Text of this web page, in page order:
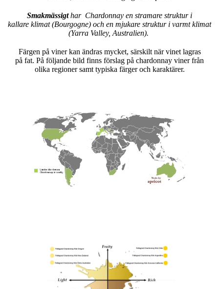
Smakmässigthar Chardonnay en stramare struktur i
kallare klimat (Bourgogne) och en mjukare struktur i varmt klimat
(Yarra Valley, Australien).
Färgen på viner kan ändras mycket, särskilt när vinet lagras
på fat. På följande bild finns förslag på chardonnay viner från
olika regioner samt typiska färger och karaktärer.